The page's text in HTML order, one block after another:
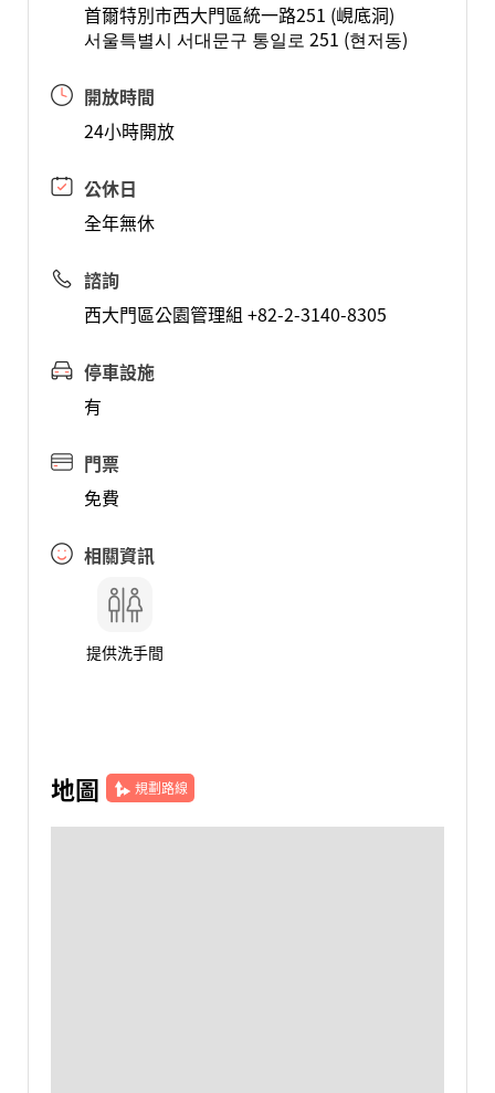
首爾特別市西大門區統一路251 (峴底洞)
서울특별시 서대문구 통일로 251 (현저동)
開放時間
24小時開放
公休日
全年無休
諮詢
西大門區公園管理組 +82-2-3140-8305
停車設施
有
門票
免費
相關資訊
提供洗手間
地圖 規劃路線